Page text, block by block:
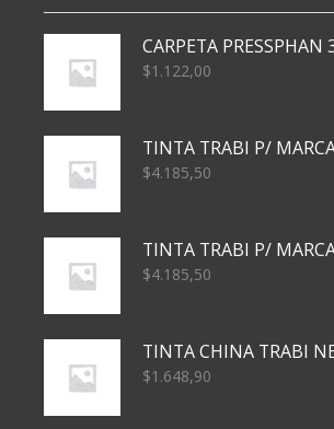
$1.122,00
$4.185,50
$4.185,50
$1.648,90